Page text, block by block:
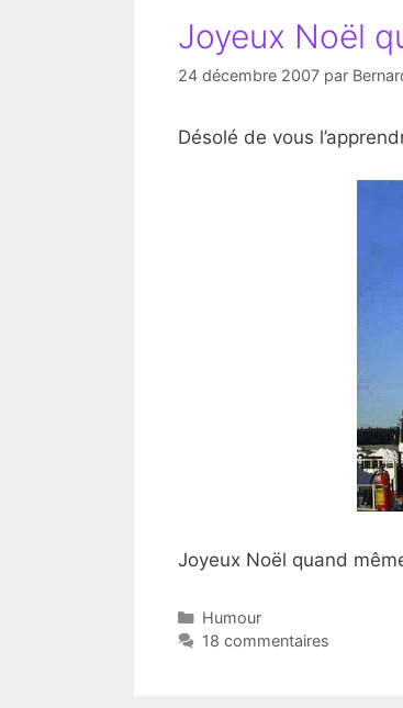
Joyeux Noël
24 décembre 2007 par
Désolé de vous
Joyeux Noël quand
Catégories
Humour
18 commentaires